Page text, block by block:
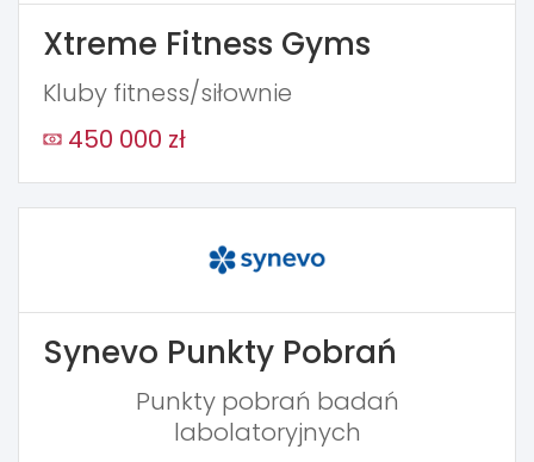
Xtreme Fitness Gyms
Kluby fitness/siłownie
450 000 zł
Synevo Punkty Pobrań
Punkty pobrań badań
labolatoryjnych